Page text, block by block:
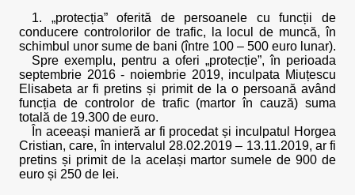
1. „protecția” oferită de persoanele cu funcții de
conducere controlorilor de trafic, la locul de muncă, în
schimbul unor sume de bani (între 100 – 500 euro lunar).
Spre exemplu, pentru a oferi „protecție”, în perioada
septembrie 2016 - noiembrie 2019, inculpata Miuțescu
Elisabeta ar fi pretins și primit de la o persoană având
funcția de controlor de trafic (martor în cauză) suma
totală de 19.300 de euro.
În aceeași manieră ar fi procedat și inculpatul Horgea
Cristian, care, în intervalul 28.02.2019 – 13.11.2019, ar fi
pretins și primit de la același martor sumele de 900 de
euro și 250 de lei.